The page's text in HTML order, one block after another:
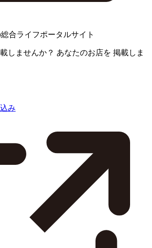
合ライフポータルサイト
しませんか？ あなたのお店を 掲載しま
み